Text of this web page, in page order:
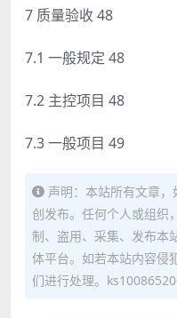
7 质量验收 48
7.1 一般规定 48
7.2 主控项目 48
7.3 一般项目 49
声明：本站所有文章
创发布。任何个人或组织
制、盗用、采集、发布本
体平台。如若本站内容侵
们进行处理。